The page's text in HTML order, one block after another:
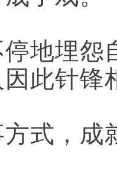
停地埋怨
此针
式，成